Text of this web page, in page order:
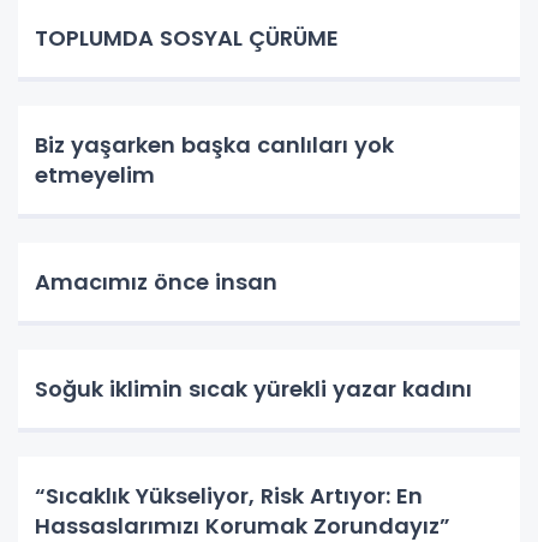
TOPLUMDA SOSYAL ÇÜRÜME
Biz yaşarken başka canlıları yok
etmeyelim
Amacımız önce insan
Soğuk iklimin sıcak yürekli yazar kadını
“Sıcaklık Yükseliyor, Risk Artıyor: En
Hassaslarımızı Korumak Zorundayız”